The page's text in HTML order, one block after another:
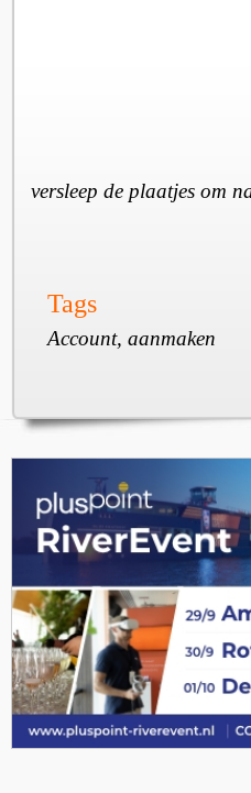
versleep de plaatjes om
Tags
Account, aanmaken